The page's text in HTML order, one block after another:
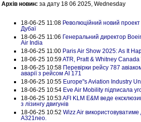
Архів новин: за дату 18 06 2025, Wednesday
18-06-25 11:08 Революційний новий проект
Дубаї
18-06-25 11:06 Генеральний директор
Air India
18-06-25 11:00 Paris Air Show 2025: As It
18-06-25 10:59ATR, Pratt & Whitney
18-06-25 10:58 Перевірки рейсу 787
аварії з рейсом AI 171
18-06-25 10:55 Europe"s Aviation Industry
18-06-25 10:54 Eve Air Mobility підписала
18-06-25 10:53AFI KLM E&M веде
з лізингу двигунів
18-06-25 10:52 Wizz Air
A321neo.